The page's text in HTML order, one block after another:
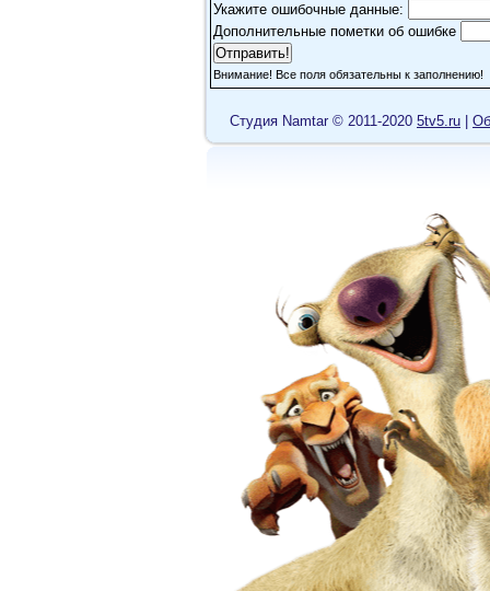
Укажите ошибочные данные:
Дополнительные пометки об ошибке
Внимание! Все поля обязательны к заполнению!
Cтудия Namtar © 2011-2020 5tv5.ru